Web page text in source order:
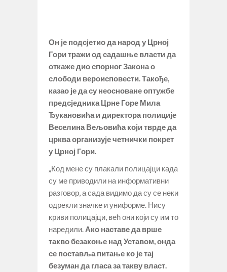
Он је подсjетио да народ у Црној
Гори тражи од садашње власти да
откаже дио спорног Закона о
слободи вероисповести. Такође,
казао је да су неосноване оптужбе
предсједника Црне Горе Мила
Ђукановића и директора полиције
Веселина Вељовића који тврде да
црква организује четнички покрет
у Црној Гори.
„Код мене су плакали полицајци када
су ме приводили на информативни
разговор, а сада видимо да су се неки
одрекли значке и униформе. Нису
криви полицајци, већ они који су им то
наредили. Ако наставе да врше
такво безакоње над Уставом, онда
се поставља питање ко је тај
безуман да гласа за такву власт.